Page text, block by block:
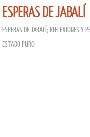
ESPERAS DE
ESPERAS DE JABALÍ; REFLEXIONES Y
ESTADO PURO